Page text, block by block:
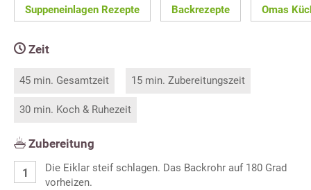
Suppeneinlagen Rezepte Backrezepte Omas
Zeit
45 min. Gesamtzeit 15 min. Zubereitungszeit
30 min. Koch & Ruhezeit
Zubereitung
Die Eiklar steif schlagen. Das Backrohr auf 180 Grad
vorheizen.